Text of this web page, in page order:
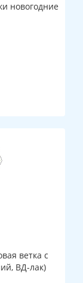
новогодние
ветка с
ВД-лак)